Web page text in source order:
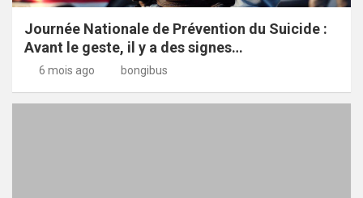
Journée Nationale de Prévention du Suicide :
Avant le geste, il y a des signes…
6 mois ago bongibus